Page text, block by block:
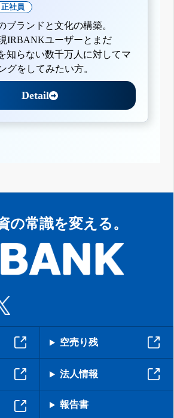
正社員
ブランドと文化の構築。
IRBANKユーザーとまだ
知らない数千万人に対してマ
グをしてみたい方。
Detail
の常識を変える。
空売り残
法人情報
報告書